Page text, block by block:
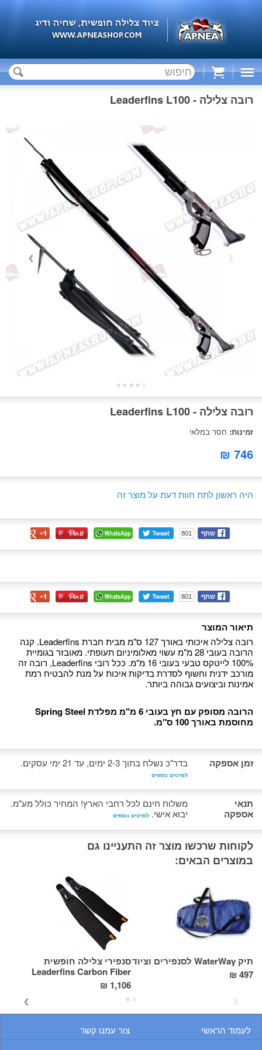
רובה צלילה - Leaderfins L100
רובה צלילה - Leaderfins L100
זמינות: חסר במלאי
746 ₪
היה ראשון לתת חוות דעת על מוצר זה
שתף 801
שתף 801
תיאור המוצר
רובה צלילה איכותי באורך 127 ס"מ מבית חברת Leaderfins. קנה
הרובה בעובי 28 מ"מ עשוי מאלומיניום תעופתי. מאובזר בגומיית
100% לייטקס טבעי בעובי 16 מ"מ. ככל רובי Leaderfins, רובה זה
מורכב ידנית וחשוף לסדרת בדיקות איכות על מנת להבטיח רמת
אמינות וביצועים גבוהה ביותר.
הרובה מסופק עם חץ בעובי 6 מ"מ מפלדת Spring Steel
מחוסמת באורך 100 ס"מ.
זמן אספקה בדר"כ נשלח בתוך 2-3 ימים, עד 21 ימי עסקים.
לפרטים נוספים
תנאי
אספקה
משלוח חינם לכל רחבי הארץ! המחיר כולל מע"מ.
יבוא אישי. לפרטים נוספים
לקוחות שרכשו מוצר זה התעניינו גם
במוצרים הבאים:
תיק WaterWay לסנפירים וציוד
497 ₪
סנפירי צלילה חופשית
Leaderfins Carbon Fiber
1,106 ₪
לעמוד הראשי צור עמנו קשר